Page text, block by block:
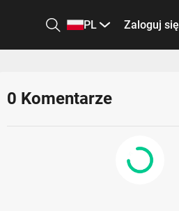
PL Zaloguj się
0 Komentarze